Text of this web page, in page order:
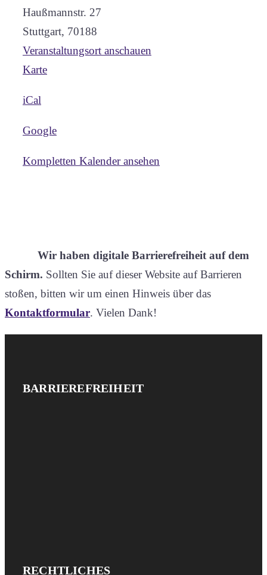
Haußmannstr. 27
Stuttgart, 70188
Veranstaltungsort anschauen
KarteInternationale
iCal
Google
Kompletten Kalender ansehen
Wir haben digitale Barrierefreiheit auf dem
Schirm. Sollten Sie auf dieser Website auf Barrieren
stoßen, bitten wir um einen Hinweis über das
Kontaktformular. Vielen Dank!
Website-
BARRIEREFREIHEITIMPRESSUM
RECHTLICHESIMPRESSUM